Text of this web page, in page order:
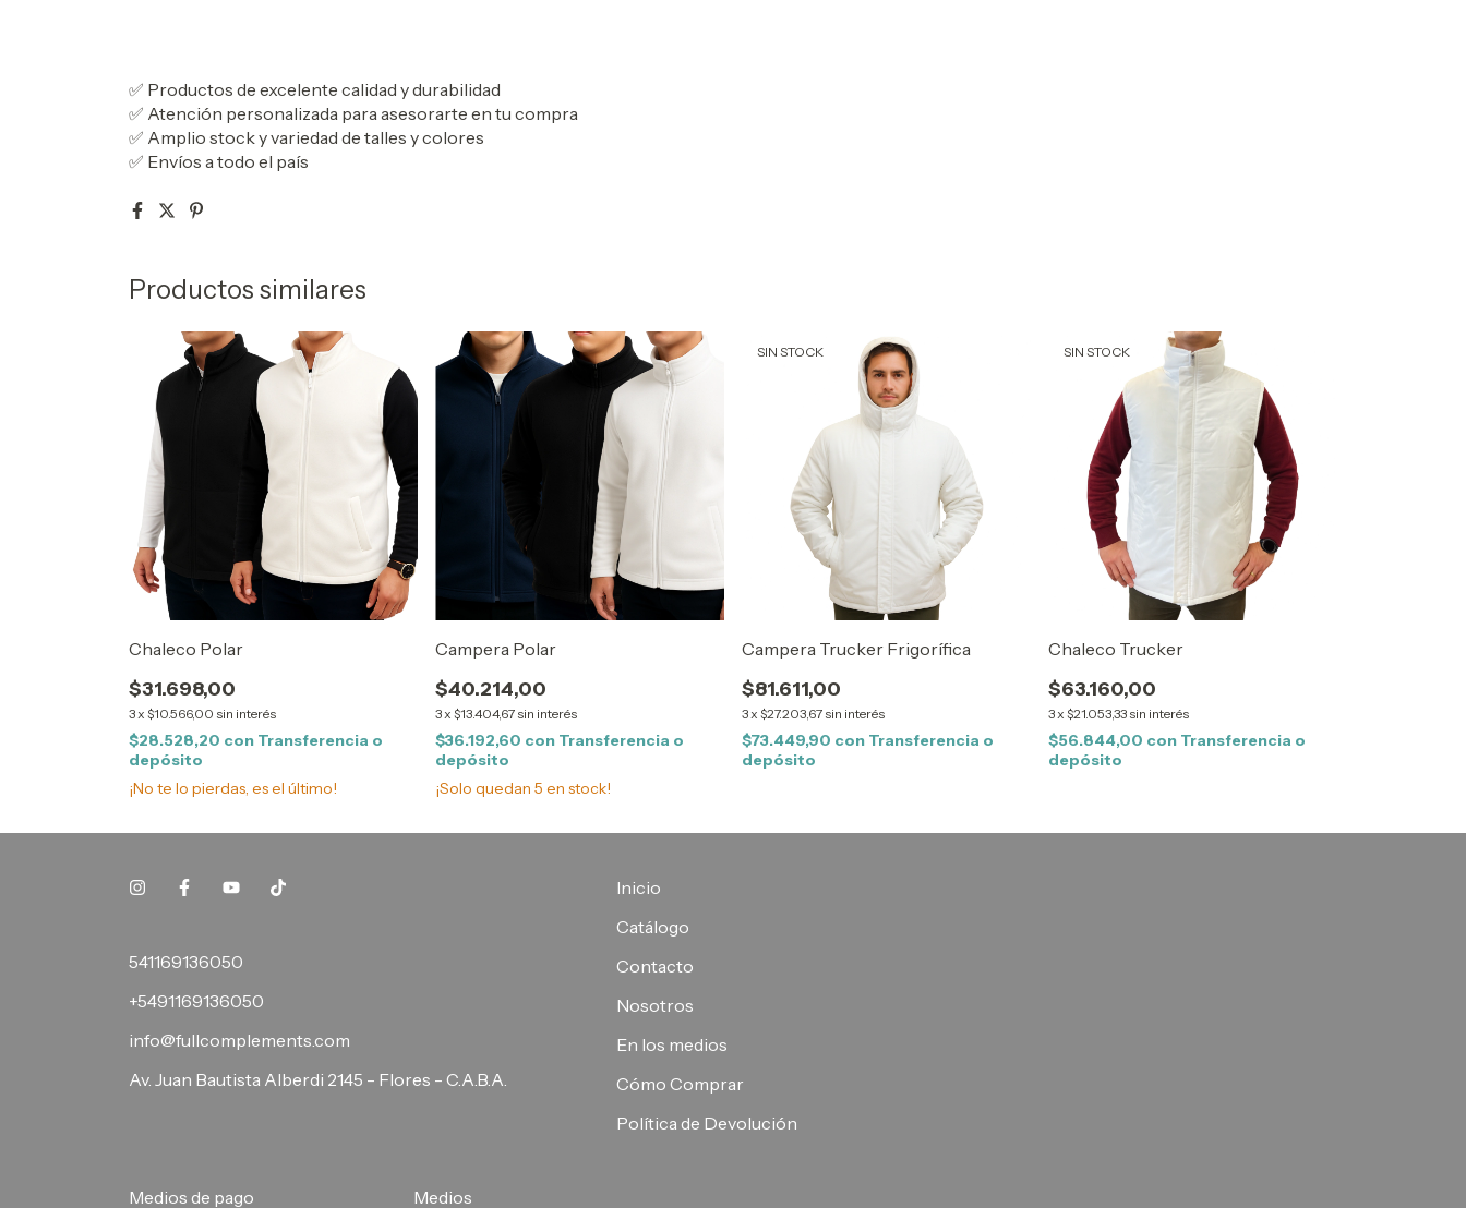
✅ Productos de excelente calidad y durabilidad
✅ Atención personalizada para asesorarte en tu compra
✅ Amplio stock y variedad de talles y colores
✅ Envíos a todo el país
Productos similares
Chaleco Polar
$31.698,00
3 x $10.566,00 sin interés
$28.528,20 con Transferencia o
depósito
¡No te lo pierdas, es el último!
Campera Polar
$40.214,00
3 x $13.404,67 sin interés
$36.192,60 con Transferencia o
depósito
¡Solo quedan 5 en stock!
SIN STOCK
Campera Trucker Frigorífica
$81.611,00
3 x $27.203,67 sin interés
$73.449,90 con Transferencia o
depósito
SIN STOCK
Chaleco Trucker
$63.160,00
3 x $21.053,33 sin interés
$56.844,00 con Transferencia o
depósito
541169136050
+5491169136050
info@fullcomplements.com
Av. Juan Bautista Alberdi 2145 - Flores - C.A.B.A.
Inicio
Catálogo
Contacto
Nosotros
En los medios
Cómo Comprar
Política de Devolución
Medios de pago
Medios